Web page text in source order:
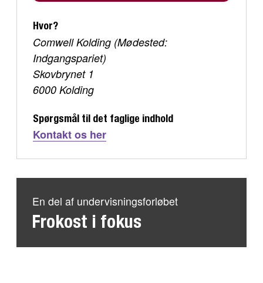
Hvor?
Comwell Kolding (Mødested:
Indgangspariet)
Skovbrynet 1
6000 Kolding
Spørgsmål til det faglige indhold
Kontakt os her
En del af undervisningsforløbet
Frokost i fokus